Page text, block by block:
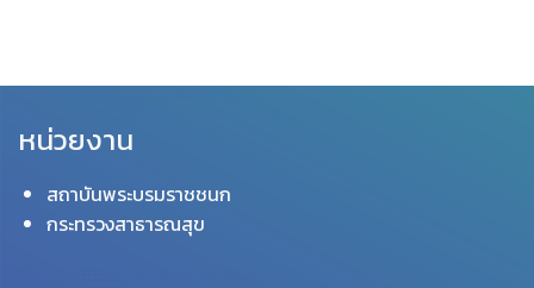
หน่วยงาน
สถาบันพระบรมราชชนก
กระทรวงสาธารณสุข